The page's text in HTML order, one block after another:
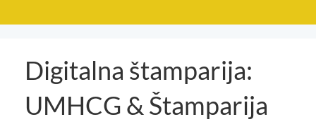
Digitalna štamparija:
UMHCG & Štamparija